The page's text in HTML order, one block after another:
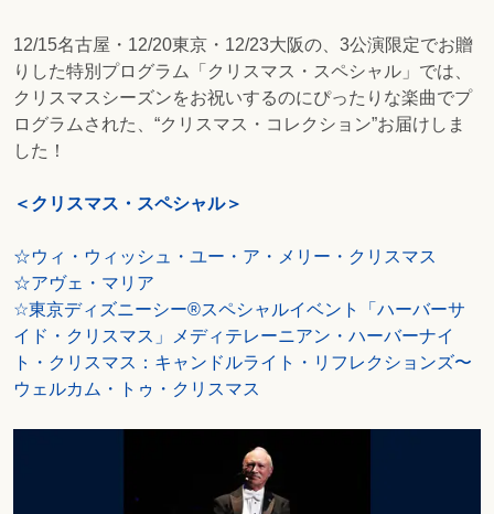
12/15名古屋・12/20東京・12/23大阪の、3公演限定でお贈
りした特別プログラム「クリスマス・スペシャル」では、
クリスマスシーズンをお祝いするのにぴったりな楽曲でプ
ログラムされた、“クリスマス・コレクション”お届けしま
した！
＜クリスマス・スペシャル＞
☆ウィ・ウィッシュ・ユー・ア・メリー・クリスマス
☆アヴェ・マリア
☆東京ディズニーシー®️スペシャルイベント「ハーバーサ
イド・クリスマス」メディテレーニアン・ハーバーナイ
ト・クリスマス：キャンドルライト・リフレクションズ〜
ウェルカム・トゥ・クリスマス